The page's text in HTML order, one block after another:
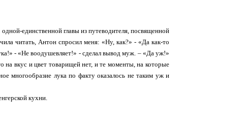
единственной главы из путеводителя, посвященной
читать, Антон спросил меня: «Ну, как?» - «Да как-то
- «Не воодушевляет!» - сделал вывод муж. – «Да уж!»
на вкус и цвет товарищей нет, и те моменты, на которые
многообразие лука по факту оказалось не таким уж и
кухни.